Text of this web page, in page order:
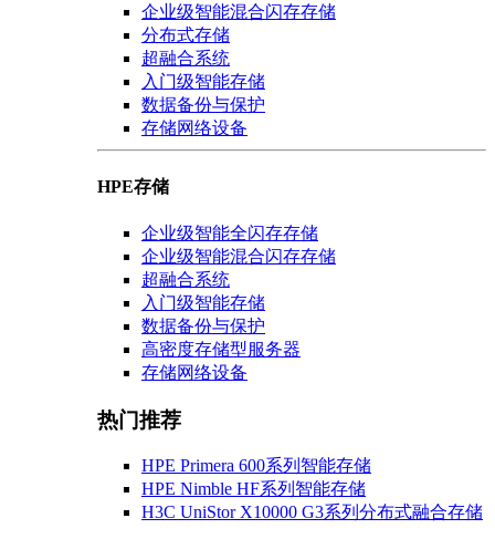
企业级智能混合闪存存储
分布式存储
超融合系统
入门级智能存储
数据备份与保护
存储网络设备
HPE存储
企业级智能全闪存存储
企业级智能混合闪存存储
超融合系统
入门级智能存储
数据备份与保护
高密度存储型服务器
存储网络设备
热门推荐
HPE Primera 600系列智能存储
HPE Nimble HF系列智能存储
H3C UniStor X10000 G3系列分布式融合存储